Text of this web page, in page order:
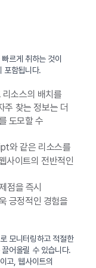
르게 취하는 것이
포함됩니다.
소스의 배치를
주 찾는 정보는 더
도모할 수
와 같은 리소스를
사이트의 전반적인
점을 즉시
긍정적인 경험을
모니터링하고 적절한
어올릴 수 있습니다.
고, 웹사이트의